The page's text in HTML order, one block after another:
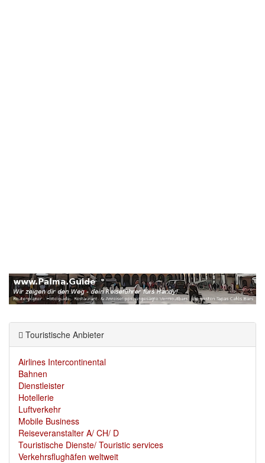
Touristische Anbieter
Airlines Intercontinental
Bahnen
Dienstleister
Hotellerie
Luftverkehr
Mobile Business
Reiseveranstalter A/ CH/ D
Touristische Dienste/ Touristic services
Verkehrsflughäfen weltweit